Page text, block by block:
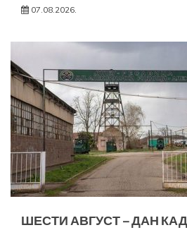
07.08.2026.
ШЕСТИ АВГУСТ – ДАН